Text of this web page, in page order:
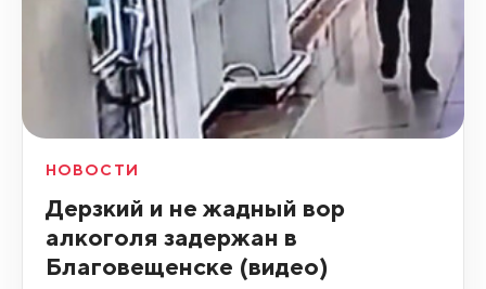
НОВОСТИ
Дерзкий и не жадный вор
алкоголя задержан в
Благовещенске (видео)